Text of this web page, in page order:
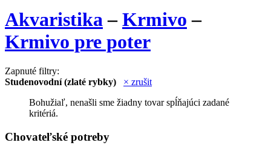
Akvaristika –Krmivo –
Krmivo pre poter
Zapnuté filtry:
Studenovodní (zlaté rybky)
× zrušit
Bohužiaľ, nenašli sme žiadny tovar spĺňajúci zadané
kritériá.
Chovateľské potreby